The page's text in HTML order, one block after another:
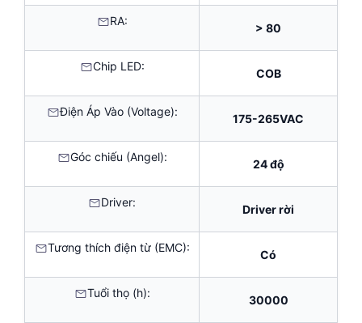
RA:
> 80
Chip LED:
COB
Điện Áp Vào (Voltage):
175-265VAC
Góc chiếu (Angel):
24 độ
Driver:
Driver rời
Tương thích điện từ (EMC):
Có
Tuổi thọ (h):
30000